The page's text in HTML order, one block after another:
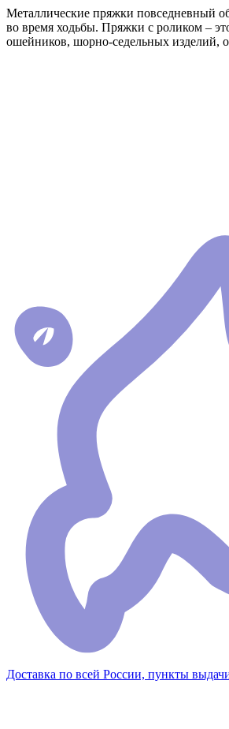
Металлические пряжки повседневный
во время ходьбы. Пряжки с роликом –
ошейников, шорно-седельных изделий,
Доставка по всей России, пункты